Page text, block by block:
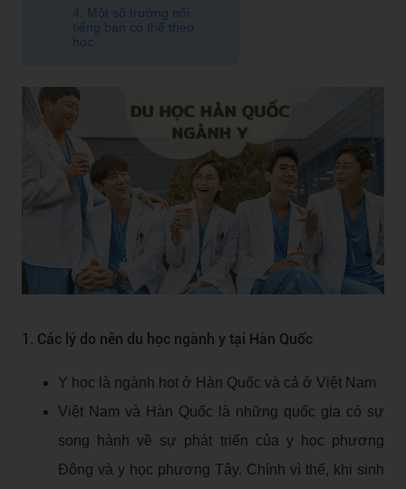
4. Một số trường nổi
tiếng bạn có thể theo
học
1. Các lý do nên du học ngành y tại Hàn Quốc
Y học là ngành hot ở Hàn Quốc và cả ở Việt Nam
Việt Nam và Hàn Quốc là những quốc gia có sự
song hành về sự phát triển của y học phương
Đông và y học phương Tây. Chính vì thế, khi sinh